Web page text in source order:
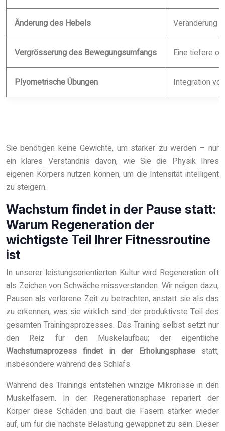
Änderung des Hebels Veränderung
Vergrösserung des Bewegungsumfangs Eine tiefere
Plyometrische Übungen Integration
Sie benötigen keine Gewichte, um stärker zu werden – nur
ein klares Verständnis davon, wie Sie die Physik Ihres
eigenen Körpers nutzen können, um die Intensität intelligent
zu steigern.
Wachstum findet in der Pause statt:
Warum Regeneration der
wichtigste Teil Ihrer Fitnessroutine
ist
In unserer leistungsorientierten Kultur wird Regeneration oft
als Zeichen von Schwäche missverstanden. Wir neigen dazu,
Pausen als verlorene Zeit zu betrachten, anstatt sie als das
zu erkennen, was sie wirklich sind: der produktivste Teil des
gesamten Trainingsprozesses. Das Training selbst setzt nur
den Reiz für den Muskelaufbau; der eigentliche
Wachstumsprozess findet in der Erholungsphasestatt,
insbesondere während des Schlafs.
Während des Trainings entstehen winzige Mikrorisse in den
Muskelfasern. In der Regenerationsphase repariert der
Körper diese Schäden und baut die Fasern stärker wieder
auf, um für die nächste Belastung gewappnet zu sein. Dieser